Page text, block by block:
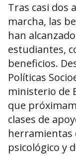
Tras casi dos
marcha, las
han
estudiantes,
beneficios.
Políticas
ministerio de
que
clases de
herramientas
psicológico y